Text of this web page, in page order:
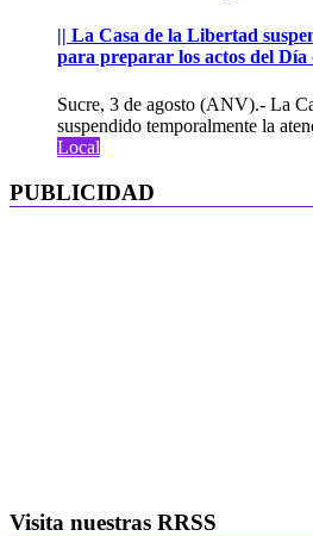
|| La Casa de la Libertad
para preparar los actos del Día
Sucre, 3 de agosto (ANV).- La
suspendido temporalmente la
Local
PUBLICIDAD
Visita nuestras RRSS